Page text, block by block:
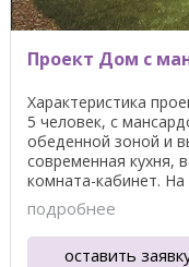
Проект Дом с
Характеристика
5 человек, с
обеденной зоной и
современная кухня,
комната-кабинет.
подробнее
оставить